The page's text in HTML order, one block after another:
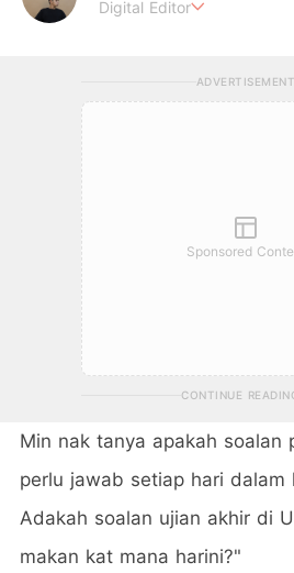
Digital Editor
ADVERTISEMENT
Sponsored
CONTINUE
Min nak tanya apakah soalan
perlu jawab setiap hari dalam
Adakah soalan ujian akhir di
makan kat mana harini?"